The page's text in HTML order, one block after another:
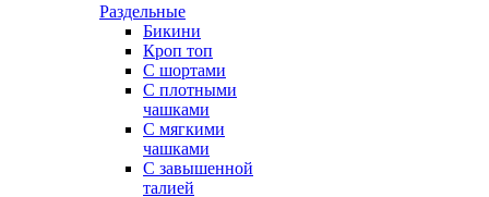
Раздельные
Бикини
Кроп топ
С шортами
С плотными
чашками
С мягкими
чашками
С завышенной
талией